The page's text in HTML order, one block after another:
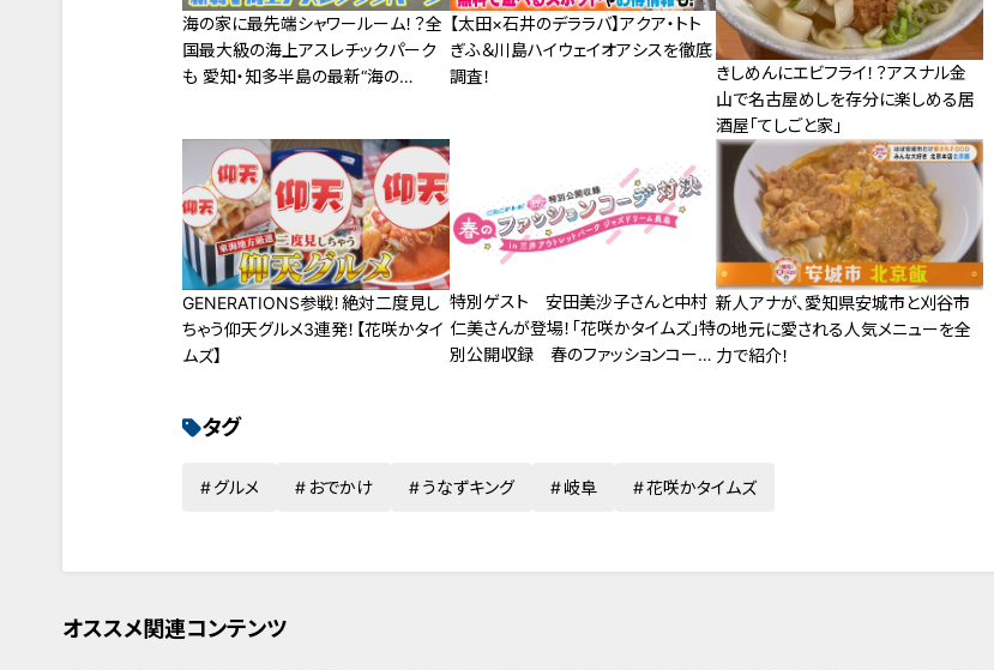
海の家に最先端シャワールーム！？全
国最大級の海上アスレチックパーク
も 愛知・知多半島の最新“海の
【太田×石井のデララバ】アクア・トト
ぎふ＆川島ハイウェイオアシスを徹底
調査！
きしめんにエビフライ！？アスナル金
山で名古屋めしを存分に楽しめる居
酒屋「てしごと家」
GENERATIONS参戦！絶対二度見し
ちゃう仰天グルメ3連発！【花咲かタイ
ムズ】
特別ゲスト 安田美沙子さんと中村
仁美さんが登場！「花咲かタイムズ」特
別公開収録 春のファッションコーデ
新人アナが、愛知県安城市と刈谷市
の地元に愛される人気メニューを全
力で紹介！
タグ
グルメ おでかけ うなずキング 岐阜 花咲かタイムズ
オススメ関連コンテンツ